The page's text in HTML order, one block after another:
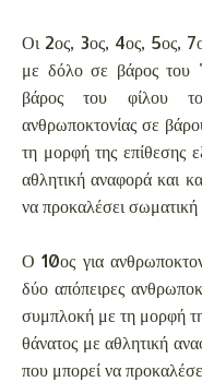
Οι 2ος, 3ος, 4ος, 5ος,
με δόλο σε βάρος του
βάρος του φίλου
ανθρωποκτονίας σε
τη μορφή της επίθεσης
αθλητική αναφορά και
να προκαλέσει
Ο 10ος για
δύο απόπειρες
συμπλοκή με τη μορφή
θάνατος με αθλητική
που μπορεί να